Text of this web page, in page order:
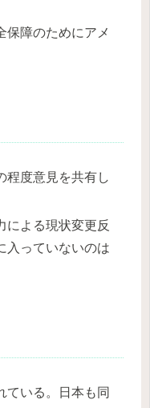
保障のためにアメ
程度意見を共有し
による現状変更反
入っていないのは
ている。日本も同